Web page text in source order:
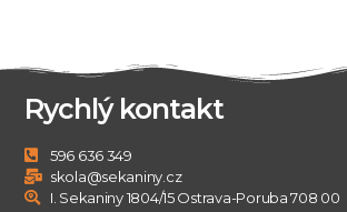
Rychlý kontakt
596 636 349
skola@sekaniny.cz
I. Sekaniny 1804/15 Ostrava-Poruba 708 00